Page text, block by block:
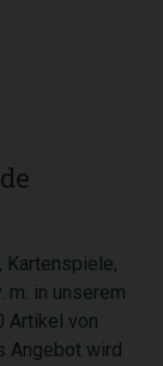
m. in unserem
Artikel von
Angebot wird